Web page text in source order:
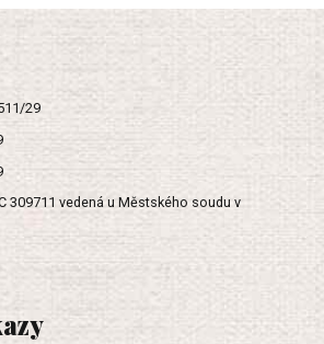
29
309711 vedená u Městského soudu v